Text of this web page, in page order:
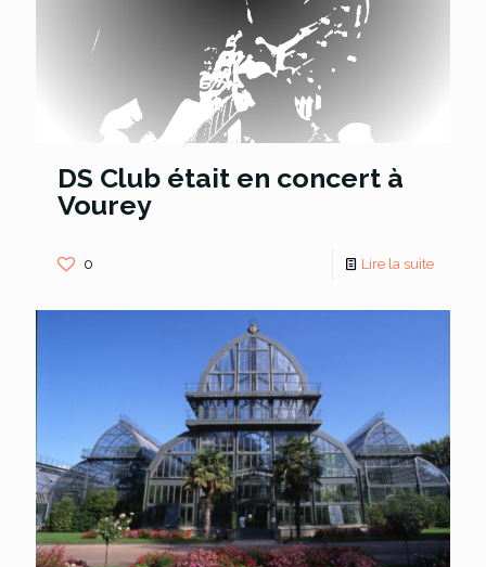
DS Club était en concert à
Vourey
0 Lire la suite